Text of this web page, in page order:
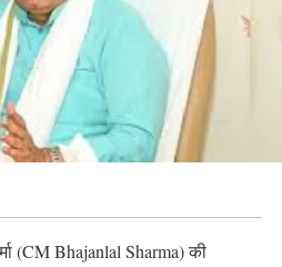
(CM Bhajanlal Sharma) की